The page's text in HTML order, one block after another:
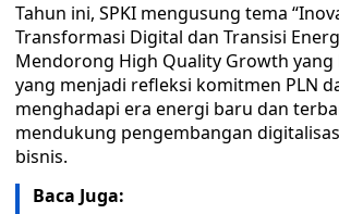
Tahun ini, SPKI mengusung tema
Transformasi Digital dan Transisi
Mendorong High Quality Growth yang
yang menjadi refleksi komitmen PLN
menghadapi era energi baru dan
mendukung pengembangan
bisnis.
Baca Juga: